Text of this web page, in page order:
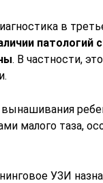
в
патологий
. В частности,
малого таза,
УЗИ